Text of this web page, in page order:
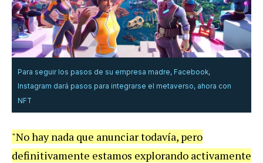
Para seguir los pasos de su empresa madre, Facebook,
Instagram dará pasos para integrarse el metaverso, ahora con
NFT
"No hay nada que anunciar todavía, pero
definitivamente estamos explorando activamente